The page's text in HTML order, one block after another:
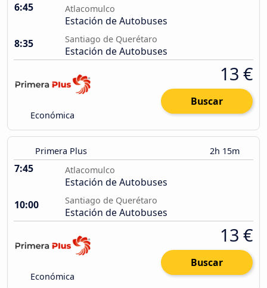
6:45 Atlacomulco
Estación de Autobuses
8:35
Santiago de Querétaro
Estación de Autobuses
Económica
13 €
Buscar
Primera Plus 2h 15m
7:45 Atlacomulco
Estación de Autobuses
10:00
Santiago de Querétaro
Estación de Autobuses
Económica
13 €
Buscar